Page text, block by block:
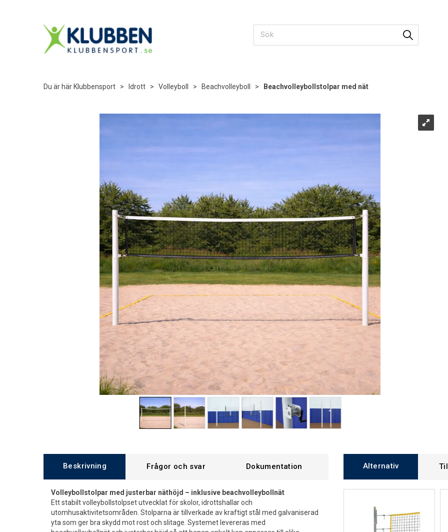
Du är här Klubbensport > Idrott > Volleyboll > Beachvolleyboll > Beachvolleybollstolpar med nät
Beskrivning Frågor och svar Dokumentation
Volleybollstolpar med justerbar näthöjd – inklusive beachvolleybollnät
Ett stabilt volleybollstolpset utvecklat för skolor, idrottshallar och
utomhusaktivitetsområden. Stolparna är tillverkade av kraftigt stål med galvaniserad
yta som ger bra skydd mot rost och slitage. Systemet levereras med
Alternativ